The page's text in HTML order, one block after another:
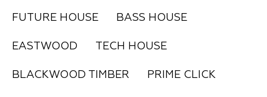
FUTURE HOUSE BASS HOUSE
EASTWOOD TECH HOUSE
BLACKWOOD TIMBER PRIME CLICK